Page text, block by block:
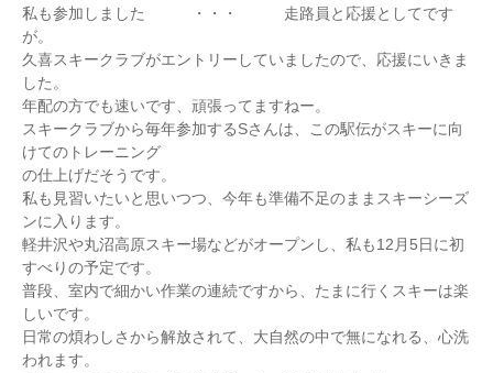
私も参加しました ・・・ 走路員と応援としてです
が。
久喜スキークラブがエントリーしていましたので、応援にいきま
した。
年配の方でも速いです、頑張ってますねー。
スキークラブから毎年参加するSさんは、この駅伝がスキーに向
けてのトレーニング
の仕上げだそうです。
私も見習いたいと思いつつ、今年も準備不足のままスキーシーズ
ンに入ります。
軽井沢や丸沼高原スキー場などがオープンし、私も12月5日に初
すべりの予定です。
普段、室内で細かい作業の連続ですから、たまに行くスキーは楽
しいです。
日常の煩わしさから解放されて、大自然の中で無になれる、心洗
われます。